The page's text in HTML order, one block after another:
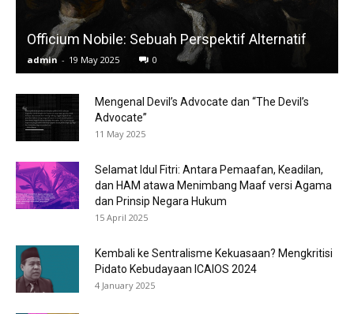
Officium Nobile: Sebuah Perspektif Alternatif
admin - 19 May 2025 0
Mengenal Devil’s Advocate dan “The Devil’s
Advocate”
11 May 2025
Selamat Idul Fitri: Antara Pemaafan, Keadilan,
dan HAM atawa Menimbang Maaf versi Agama
dan Prinsip Negara Hukum
15 April 2025
Kembali ke Sentralisme Kekuasaan? Mengkritisi
Pidato Kebudayaan ICAIOS 2024
4 January 2025